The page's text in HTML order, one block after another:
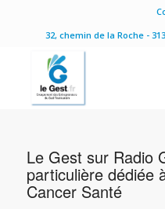
32, chemin de la Roche -
Le Gest sur Radio
particulière dédiée
Cancer Santé